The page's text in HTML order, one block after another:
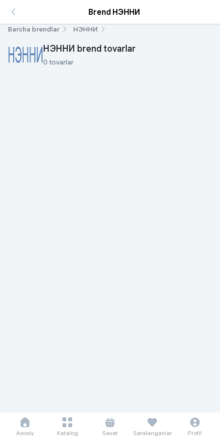
Brend НЭННИ
Barcha brendlar НЭННИ
НЭННИ brend tovarlar
0 tovarlar
Asosiy Katalog Savat Saralanganlar Profil